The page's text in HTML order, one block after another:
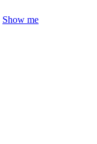
Show me